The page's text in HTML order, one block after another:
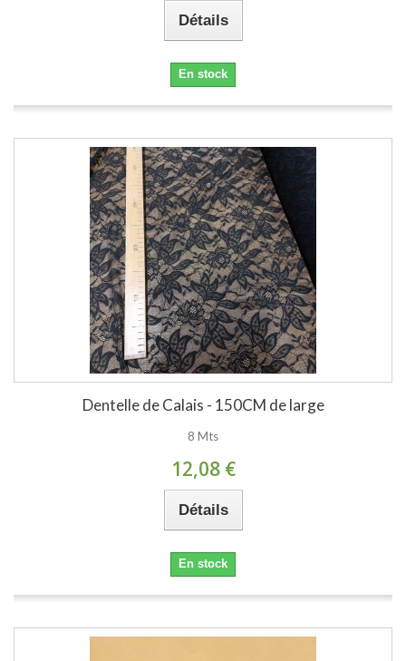
Détails
En stock
Dentelle de Calais - 150CM de large
8 Mts
12,08 €
Détails
En stock